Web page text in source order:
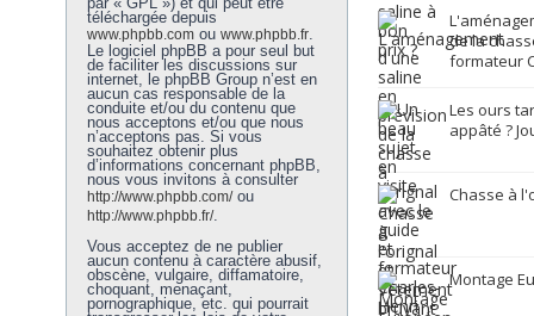
téléchargée depuis
www.phpbb.com ou www.phpbb.fr.
Le logiciel phpBB a pour seul but
de faciliter les discussions sur
internet, le phpBB Group n’est en
aucun cas responsable de la
conduite et/ou du contenu que
nous acceptons et/ou que nous
n’acceptons pas. Si vous
souhaitez obtenir plus
d’informations concernant phpBB,
nous vous invitons à consulter
http://www.phpbb.com/ou
http://www.phpbb.fr/.
Vous acceptez de ne publier
aucun contenu à caractère abusif,
obscène, vulgaire, diffamatoire,
choquant, menaçant,
pornographique, etc. qui pourrait
de la
formateur
Les ours
appâté ?
Chasse à
Montage